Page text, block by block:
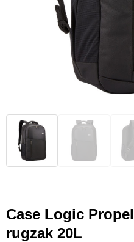
Case Logic
rugzak 20L